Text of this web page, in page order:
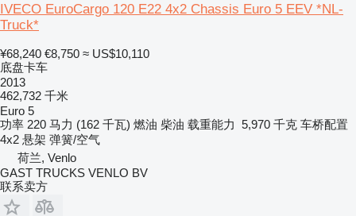
IVECO EuroCargo 120 E22 4x2 Chassis Euro 5 EEV *NL-
Truck*
¥68,240 €8,750 ≈ US$10,110
底盘卡车
2013
462,732 千米
Euro 5
功率 220 马力 (162 千瓦) 燃油 柴油 载重能力 5,970 千克 车桥配置
4x2 悬架 弹簧/空气
荷兰, Venlo
GAST TRUCKS VENLO BV
联系卖方